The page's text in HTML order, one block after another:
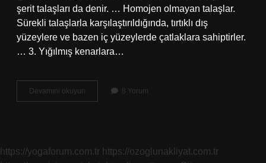
şerit talaşları da denir. … Homojen olmayan talaşlar.
Sürekli talaşlarla karşılaştırıldığında, tırtıklı dış
yüzeylere ve bazen iç yüzeylerde çatlaklara sahiptirler.
… 3. Yığılmış kenarlara…
Devamını okuyun
Nedir
8 Yorum
https://yogaforum.com.tr https://ozoglunakliyat.com.tr